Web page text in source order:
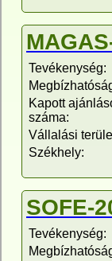
Tevékenység:
Kapott
száma:
Vállalási
Székhely:
SOFE-
Tevékenység: